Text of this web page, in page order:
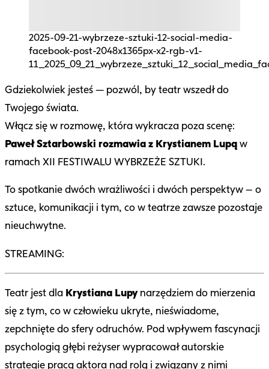
2025-09-21-wybrzeze-sztuki-12-social-media-
facebook-post-2048x1365px-x2-rgb-v1-
Gdziekolwiek jesteś — pozwól, by teatr wszedł do
Twojego świata.
Włącz się w rozmowę, która wykracza poza scenę:
Paweł Sztarbowski rozmawia z Krystianem Lupąw
ramach XII FESTIWALU WYBRZEŻE SZTUKI.
To spotkanie dwóch wrażliwości i dwóch perspektyw – o
sztuce, komunikacji i tym, co w teatrze zawsze pozostaje
nieuchwytne.
STREAMING:
Teatr jest dla Krystiana Lupynarzędziem do mierzenia
się z tym, co w człowieku ukryte, nieświadome,
zepchnięte do sfery odruchów. Pod wpływem fascynacji
psychologią głębi reżyser wypracował autorskie
strategie pracą aktora nad rolą i związany z nimi